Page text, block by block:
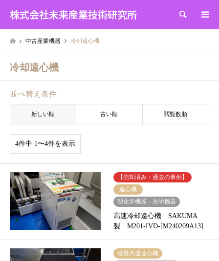
株式会社未来産業技術研究所 検索
中古産業機器 冷却遠心機
冷却遠心機
並べ替え条件
新しい順 古い順 閲覧数順
4件中 1〜4件を表示
【売却済み：過去の事例】
遠心機
理化学機器・光学機器
高速冷却遠心機 SAKUMA
製 M201-IVD-[M240209A13]
微量高速遠心機